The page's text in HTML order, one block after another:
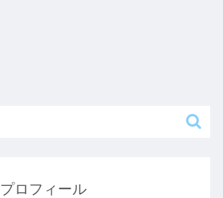
プロフィール